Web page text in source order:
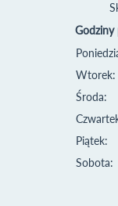
Godziny
Wtorek:
Środa:
Piątek:
Sobota: